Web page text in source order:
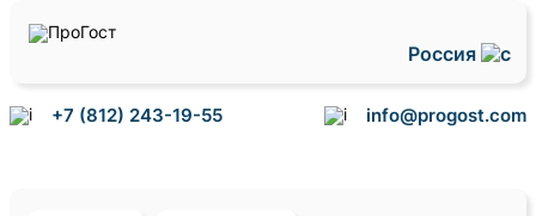
Россия
+7 (812) 243-19-55 info@progost.com